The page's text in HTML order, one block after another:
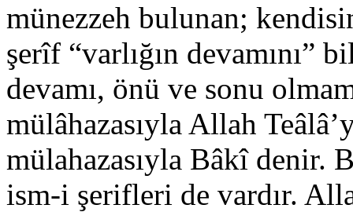
münezzeh bulunan;
şerîf “varlığın devamını”
devamı, önü ve sonu
mülâhazasıyla Allah
mülahazasıyla Bâkî denir.
ism-i şerifleri de vardır.